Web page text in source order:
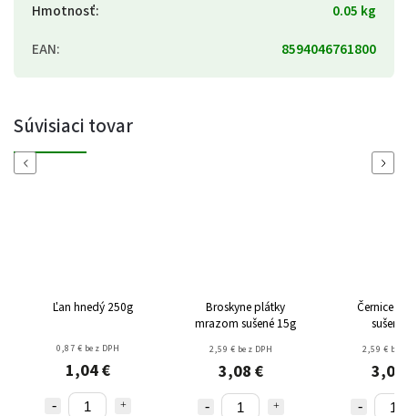
Hmotnosť:
0.05 kg
EAN: 8594046761800
Súvisiaci tovar
Previous
Ľan hnedý 250g
0,87 € bez DPH
1,04 €
Broskyne plátky
mrazom sušené 15g
2,59 € bez DPH
3,08 €
Černice
2,59 € bez
3,08
Next